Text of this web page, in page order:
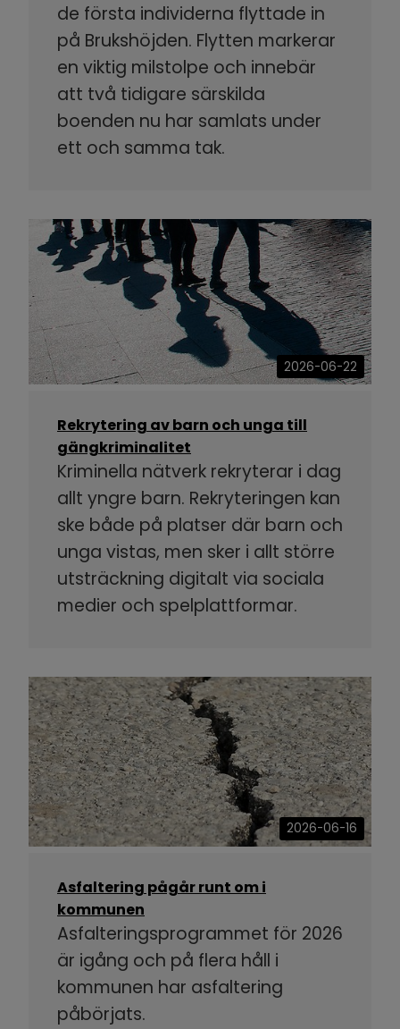
de första individerna flyttade in
på Brukshöjden. Flytten markerar
en viktig milstolpe och innebär
att två tidigare särskilda
boenden nu har samlats under
ett och samma tak.
2026-06-22
Rekrytering av barn och unga till
gängkriminalitet
Kriminella nätverk rekryterar i dag
allt yngre barn. Rekryteringen kan
ske både på platser där barn och
unga vistas, men sker i allt större
utsträckning digitalt via sociala
medier och spelplattformar.
2026-06-16
Asfaltering pågår runt om i
kommunen
Asfalteringsprogrammet för 2026
är igång och på flera håll i
kommunen har asfaltering
påbörjats.